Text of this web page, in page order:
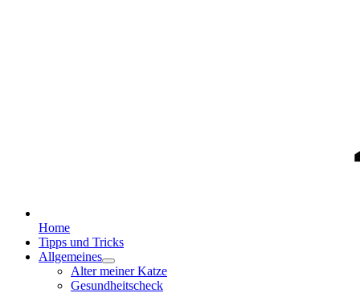
Home
Tipps und Tricks
Allgemeines
Alter meiner Katze
Gesundheitscheck